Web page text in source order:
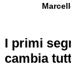
I primi
cambia